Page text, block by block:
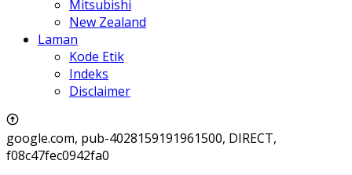
Mitsubishi
New Zealand
Laman
Kode Etik
Indeks
Disclaimer
google.com, pub-4028159191961500, DIRECT,
f08c47fec0942fa0